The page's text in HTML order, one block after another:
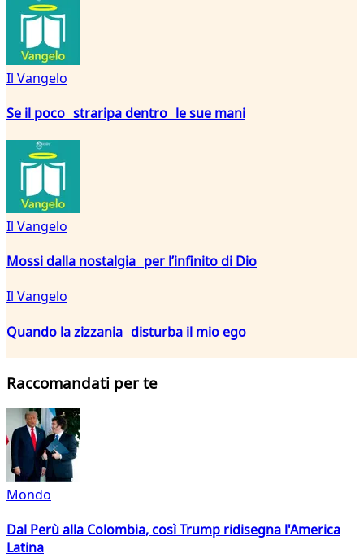
Il Vangelo
Se il poco straripa dentro le sue mani
Il Vangelo
Mossi dalla nostalgia per l’infinito di Dio
Il Vangelo
Quando la zizzania disturba il mio ego
Raccomandati per te
Mondo
Dal Perù alla Colombia, così Trump ridisegna l'America
Latina